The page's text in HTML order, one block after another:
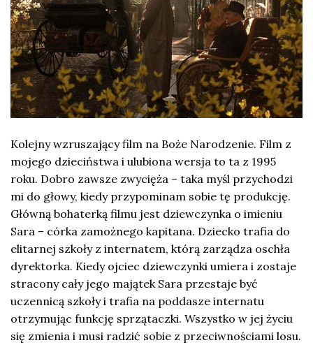
Kolejny wzruszający film na Boże Narodzenie. Film z
mojego dzieciństwa i ulubiona wersja to ta z 1995
roku. Dobro zawsze zwycięża – taka myśl przychodzi
mi do głowy, kiedy przypominam sobie tę produkcję.
Główną bohaterką filmu jest dziewczynka o imieniu
Sara – córka zamożnego kapitana. Dziecko trafia do
elitarnej szkoły z internatem, którą zarządza oschła
dyrektorka. Kiedy ojciec dziewczynki umiera i zostaje
stracony cały jego majątek Sara przestaje być
uczennicą szkoły i trafia na poddasze internatu
otrzymując funkcję sprzątaczki. Wszystko w jej życiu
się zmienia i musi radzić sobie z przeciwnościami losu.